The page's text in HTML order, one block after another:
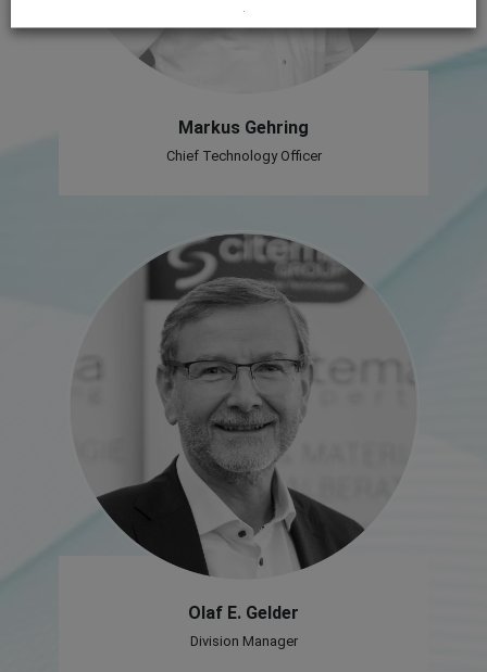
Markus Gehring
Chief Technology Officer
Olaf E. Gelder
Division Manager